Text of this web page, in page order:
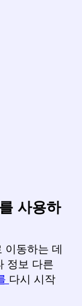
사용하
동하는 데
정보 다른
다시 시작